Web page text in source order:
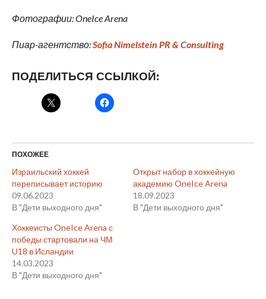
Фотографии: OneIce Arena
Пиар-агентство:Sofia Nimelstein PR & Consulting
ПОДЕЛИТЬСЯ ССЫЛКОЙ:
ПОХОЖЕЕ
Израильский хоккей
переписывает историю
09.06.2023
В "Дети выходного дня"
Открыт набор в хоккейную
академию OneIce Arena
18.09.2023
В "Дети выходного дня"
Хоккеисты OneIce Arena с
победы стартовали на ЧМ
U18 в Исландии
14.03.2023
В "Дети выходного дня"